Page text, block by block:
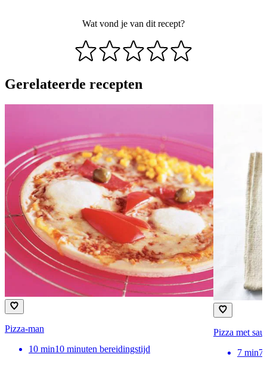
Wat vond je van dit recept?
Gerelateerde recepten
Pizza-man
10 min10 minuten bereidingstijd
Pizza met
7 min7